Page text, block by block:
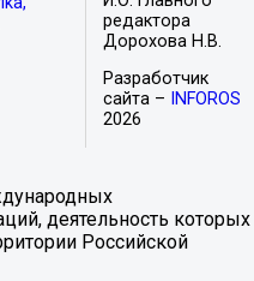
редактора
Дорохова Н.В.
Разработчик
сайта –
INFOROS
2026
деятельность которых
Российской